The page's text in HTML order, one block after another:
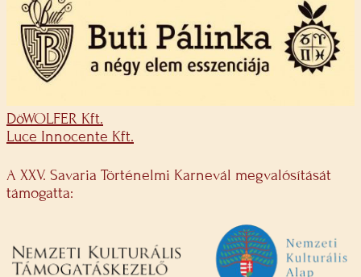
DöWOLFER Kft.
Luce Innocente Kft.
A XXV. Savaria Történelmi Karnevál megvalósítását
támogatta: